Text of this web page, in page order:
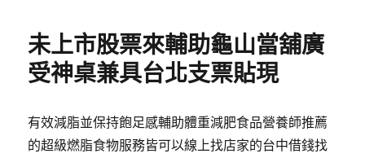
未上市股票來輔助龜山當舖廣
受神桌兼具台北支票貼現
有效減脂並保持飽足感輔助體重減肥食品營養師推薦
的超級燃脂食物服務皆可以線上找店家的台中借錢找